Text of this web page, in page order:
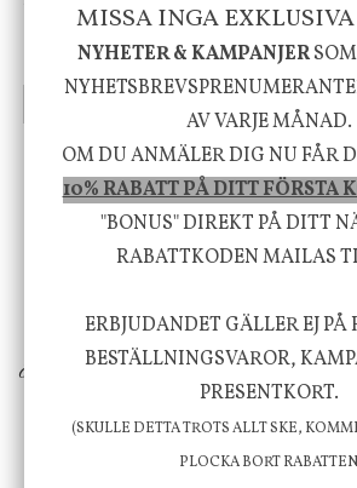
635 kr795 kr 415 kr
INFO
Vi vill förmedla känsla,
välbefinnande för dig och
erbjuder vi omsorgsfullt
ökar trivsel i ditt hem och ger
att öka ditt
MISSA INGA EXKLUSIVA
NYHETER & KAMPANJER
AV VARJE MÅNAD.
OM DU ANMÄLER DIG NU FÅR
10% RABATT PÅ DITT FÖRSTA
"BONUS" DIREKT PÅ DITT
RABATTKODEN MAILAS
ERBJUDANDET GÄLLER EJ PÅ
BESTÄLLNINGSVAROR,
PRESENTKORT.
(SKULLE DETTA TROTS ALLT SKE,
PLOCKA BORT